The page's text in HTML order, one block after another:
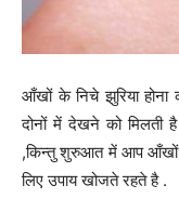
आँखों के निचे झुरिया होना
दोनों में देखने को मिलती
,किन्तु शुरुआत में आप आँखों
लिए उपाय खोजते रहते है .